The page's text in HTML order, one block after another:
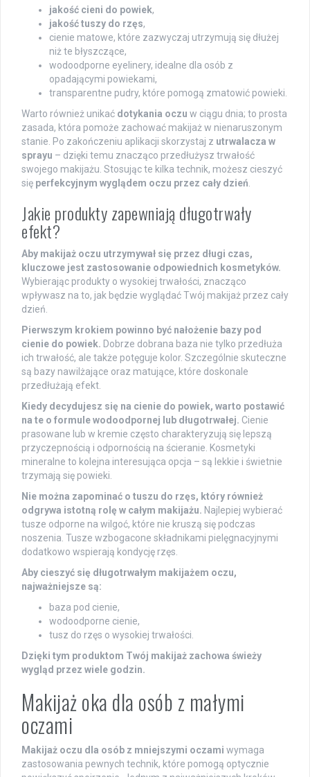
jakość cieni do powiek,
jakość tuszy do rzęs,
cienie matowe, które zazwyczaj utrzymują się dłużej
niż te błyszczące,
wodoodporne eyelinery, idealne dla osób z
opadającymi powiekami,
transparentne pudry, które pomogą zmatowić powieki.
Warto również unikać dotykania oczu w ciągu dnia; to prosta
zasada, która pomoże zachować makijaż w nienaruszonym
stanie. Po zakończeniu aplikacji skorzystaj z utrwalacza w
sprayu – dzięki temu znacząco przedłużysz trwałość
swojego makijażu. Stosując te kilka technik, możesz cieszyć
się perfekcyjnym wyglądem oczu przez cały dzień
Jakie produkty zapewniają długotrwały
efekt?
Aby makijaż oczu utrzymywał się przez długi czas,
kluczowe jest zastosowanie odpowiednich kosmetyków.
Wybierając produkty o wysokiej trwałości, znacząco
wpływasz na to, jak będzie wyglądać Twój makijaż przez cały
dzień.
Pierwszym krokiem powinno być nałożenie bazy pod
cienie do powiek. Dobrze dobrana baza nie tylko przedłuża
ich trwałość, ale także potęguje kolor. Szczególnie skuteczne
są bazy nawilżające oraz matujące, które doskonale
przedłużają efekt.
Kiedy decydujesz się na cienie do powiek, warto postawić
na te o formule wodoodpornej lub długotrwałej. Cienie
prasowane lub w kremie często charakteryzują się lepszą
przyczepnością i odpornością na ścieranie. Kosmetyki
mineralne to kolejna interesująca opcja – są lekkie i świetnie
trzymają się powieki.
Nie można zapominać o tuszu do rzęs, który również
odgrywa istotną rolę w całym makijażu. Najlepiej wybierać
tusze odporne na wilgoć, które nie kruszą się podczas
noszenia. Tusze wzbogacone składnikami pielęgnacyjnymi
dodatkowo wspierają kondycję rzęs.
Aby cieszyć się długotrwałym makijażem oczu,
najważniejsze są:
baza pod cienie,
wodoodporne cienie,
tusz do rzęs o wysokiej trwałości.
Dzięki tym produktom Twój makijaż zachowa świeży
wygląd przez wiele godzin.
Makijaż oka dla osób z małymi
oczami
Makijaż oczu dla osób z mniejszymi oczami wymaga
zastosowania pewnych technik, które pomogą optycznie